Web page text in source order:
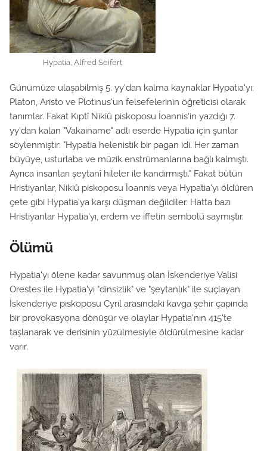
Hypatia, Alfred Seifert
Günümüze ulaşabilmiş 5. yy'dan kalma kaynaklar Hypatia'yı;
Platon, Aristo ve Plotinus'un felsefelerinin öğreticisi olarak
tanımlar. Fakat Kıptî Nikiû piskoposu İoannis'in yazdığı 7.
yy'dan kalan "Vakainame" adlı eserde Hypatia için şunlar
söylenmiştir: "Hypatia helenistik bir pagan idi. Her zaman
büyüye, usturlaba ve müzik enstrümanlarına bağlı kalmıştı.
Ayrıca insanları şeytanî hileler ile kandırmıştı." Fakat bütün
Hristiyanlar, Nikiû piskoposu İoannis veya Hypatia'yı öldüren
çete gibi Hypatia'ya karşı düşman değildiler. Hatta bazı
Hristiyanlar Hypatia'yı, erdem ve iffetin sembolü saymıştır.
Ölümü
Hypatia'yı ölene kadar savunmuş olan İskenderiye Valisi
Orestes ile Hypatia'yı "dinsizlik" ve "şeytanlık" ile suçlayan
İskenderiye piskoposu Cyril arasındaki kavga şehir çapında
bir provokasyona dönüşür ve olaylar Hypatia'nın 415'te
taşlanarak ve derisinin yüzülmesiyle öldürülmesine kadar
varır.